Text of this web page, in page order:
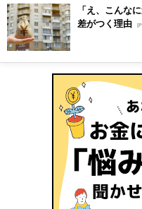
「え、こんな
差がつく理由